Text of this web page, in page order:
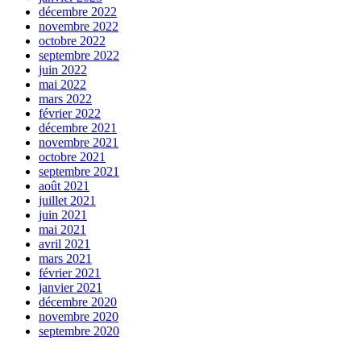
décembre 2022
novembre 2022
octobre 2022
septembre 2022
juin 2022
mai 2022
mars 2022
février 2022
décembre 2021
novembre 2021
octobre 2021
septembre 2021
août 2021
juillet 2021
juin 2021
mai 2021
avril 2021
mars 2021
février 2021
janvier 2021
décembre 2020
novembre 2020
septembre 2020